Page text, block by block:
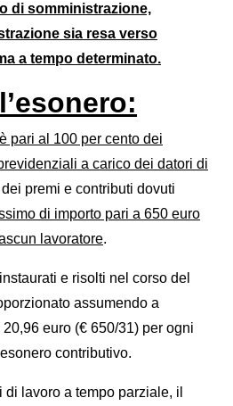
di somministrazione,
sia resa verso
a tempo determinato.
pari al 100 per cento dei
a carico dei datori di
premi e contributi dovuti
di importo pari a 650 euro
lavoratore.
e risolti nel corso del
assumendo a
euro (€ 650/31) per ogni
contributivo.
lavoro a tempo parziale, il